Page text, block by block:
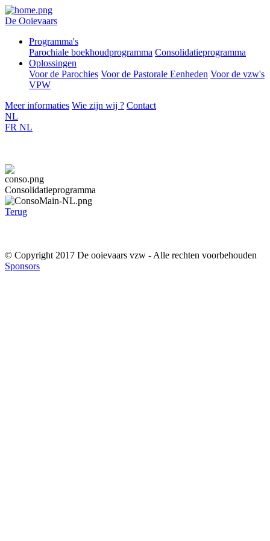
De Ooievaars
Programma's
Parochiale boekhoudprogramma Consolidatieprogramma
Oplossingen
Voor de Parochies Voor de Pastorale Eenheden Voor de vzw's
VPW
Meer informaties Wie zijn wij ? Contact
NL
FR NL
Consolidatieprogramma
Terug
© Copyright 2017 De ooievaars vzw - Alle rechten voorbehouden
Sponsors